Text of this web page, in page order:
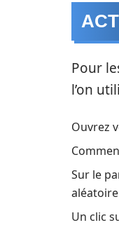
Pour
l’on
Ouvrez
Sur le
aléatoire
Un clic